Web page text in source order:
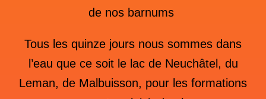
de nos barnums
Tous les quinze jours nous sommes dans
l’eau que ce soit le lac de Neuchâtel, du
Leman, de Malbuisson, pour les formations